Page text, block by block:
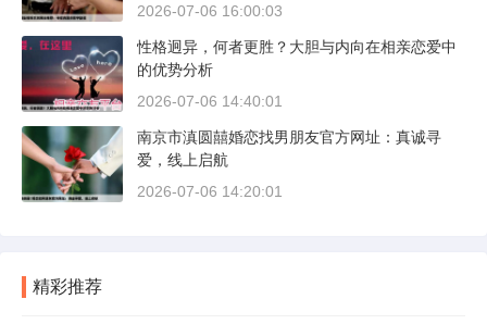
2026-07-06 16:00:03
性格迥异，何者更胜？大胆与内向在相亲恋爱中
的优势分析
2026-07-06 14:40:01
南京市滇圆囍婚恋找男朋友官方网址：真诚寻
爱，线上启航
2026-07-06 14:20:01
精彩推荐